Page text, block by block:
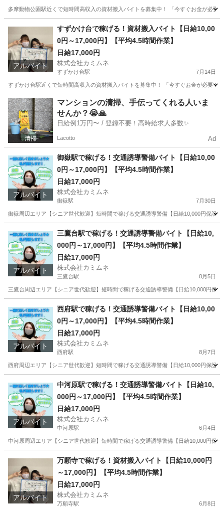
多摩動物公園駅近くで短時間高収入の資材搬入バイトを募集中！ 「今すぐお金が必
多摩動物公園駅 その他 スタッフ
アルバイト
すずかけ台で稼げる！資材搬入バイト【日給10,00
0円～17,000円】【平均4.5時間作業】
日給17,000円
株式会社カミムネ
すずかけ台駅 7月14日
すずかけ台駅近くで短時間高収入の資材搬入バイトを募集中！ 「今すぐお金が必要
東京 豊島区 すずかけ台駅 その他 スタッフ
マンションの清掃、手伝ってくれる人いま
せんか？😭🙏
日給例1万円〜 / 登録不要！高時給求人多数✨
Lacotto Ad
アルバイト
御嶽駅で稼げる！交通誘導警備バイト【日給10,00
0円～17,000円】【平均4.5時間作業】
日給17,000円
株式会社カミムネ
御嶽駅 7月30日
御嶽周辺エリア【シニア世代歓迎】短時間で稼げる交通誘導警備【日給10,000円保証
御嶽駅 その他 シニア
アルバイト
三鷹台駅で稼げる！交通誘導警備バイト【日給10,
000円～17,000円】【平均4.5時間作業】
日給17,000円
株式会社カミムネ
三鷹台駅 8月5日
三鷹台周辺エリア【シニア世代歓迎】短時間で稼げる交通誘導警備【日給10,000円保
三鷹台駅 その他 シニア
アルバイト
西府駅で稼げる！交通誘導警備バイト【日給10,00
0円～17,000円】【平均4.5時間作業】
日給17,000円
株式会社カミムネ
西府駅 8月7日
西府周辺エリア【シニア世代歓迎】短時間で稼げる交通誘導警備【日給10,000円保証
西府駅 その他 シニア
アルバイト
中河原駅で稼げる！交通誘導警備バイト【日給10,
000円～17,000円】【平均4.5時間作業】
日給17,000円
株式会社カミムネ
中河原駅 6月4日
中河原周辺エリア【シニア世代歓迎】短時間で稼げる交通誘導警備【日給10,000円保
中河原駅 その他 シニア
アルバイト
万願寺で稼げる！資材搬入バイト【日給10,000円
～17,000円】【平均4.5時間作業】
日給17,000円
株式会社カミムネ
万願寺駅 6月8日